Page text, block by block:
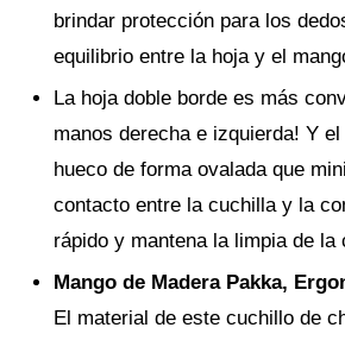
brindar protección para los
equilibrio entre la hoja y el
La hoja doble borde es más
manos derecha e izquierda! Y
hueco de forma ovalada que
contacto entre la cuchilla y la
rápido y mantena la limpia de la
Mango de Madera Pakka,
El material de este cuchillo de